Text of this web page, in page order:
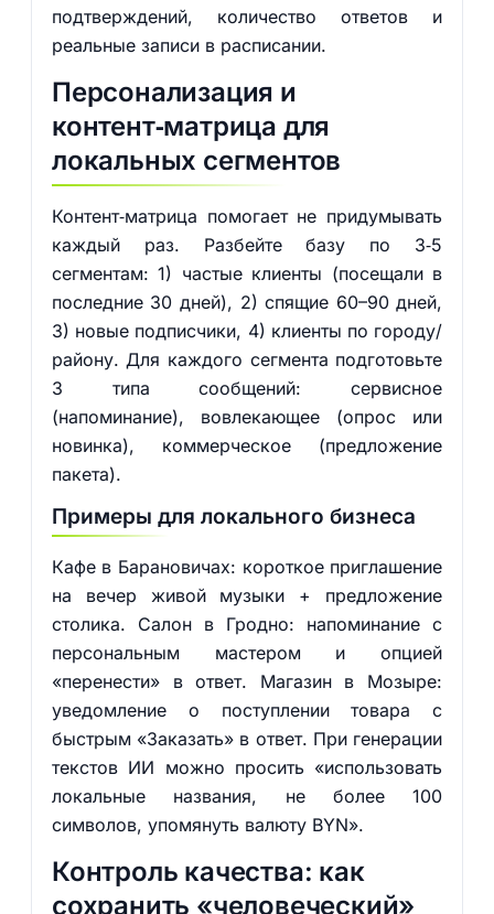
подтверждений, количество ответов и
реальные записи в расписании.
Персонализация и
контент‑матрица для
локальных сегментов
Контент‑матрица помогает не придумывать
каждый раз. Разбейте базу по 3‑5
сегментам: 1) частые клиенты (посещали в
последние 30 дней), 2) спящие 60–90 дней,
3) новые подписчики, 4) клиенты по городу/
району. Для каждого сегмента подготовьте
3 типа сообщений: сервисное
(напоминание), вовлекающее (опрос или
новинка), коммерческое (предложение
пакета).
Примеры для локального бизнеса
Кафе в Барановичах: короткое приглашение
на вечер живой музыки + предложение
столика. Салон в Гродно: напоминание с
персональным мастером и опцией
«перенести» в ответ. Магазин в Мозыре:
уведомление о поступлении товара с
быстрым «Заказать» в ответ. При генерации
текстов ИИ можно просить «использовать
локальные названия, не более 100
символов, упомянуть валюту BYN».
Контроль качества: как
сохранить «человеческий»